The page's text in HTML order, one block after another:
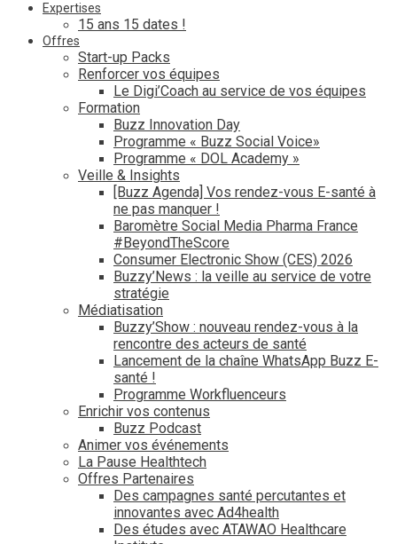
Expertises
15 ans 15 dates !
Offres
Start-up Packs
Renforcer vos équipes
Le Digi’Coach au service de vos équipes
Formation
Buzz Innovation Day
Programme « Buzz Social Voice»
Programme « DOL Academy »
Veille & Insights
[Buzz Agenda] Vos rendez-vous E-santé à
ne pas manquer !
Baromètre Social Media Pharma France
#BeyondTheScore
Consumer Electronic Show (CES) 2026
Buzzy’News : la veille au service de votre
stratégie
Médiatisation
Buzzy’Show : nouveau rendez-vous à la
rencontre des acteurs de santé
Lancement de la chaîne WhatsApp Buzz E-
santé !
Programme Workfluenceurs
Enrichir vos contenus
Buzz Podcast
Animer vos événements
La Pause Healthtech
Offres Partenaires
Des campagnes santé percutantes et
innovantes avec Ad4health
Des études avec ATAWAO Healthcare